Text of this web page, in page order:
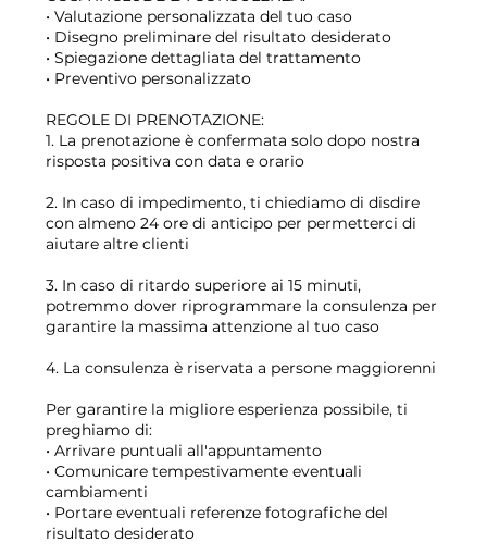
• Valutazione personalizzata del tuo caso
• Disegno preliminare del risultato desiderato
• Spiegazione dettagliata del trattamento
• Preventivo personalizzato
REGOLE DI PRENOTAZIONE:
1. La prenotazione è confermata solo dopo nostra
risposta positiva con data e orario
2. In caso di impedimento, ti chiediamo di disdire
con almeno 24 ore di anticipo per permetterci di
aiutare altre clienti
3. In caso di ritardo superiore ai 15 minuti,
potremmo dover riprogrammare la consulenza per
garantire la massima attenzione al tuo caso
4. La consulenza è riservata a persone maggiorenni
Per garantire la migliore esperienza possibile, ti
preghiamo di:
• Arrivare puntuali all'appuntamento
• Comunicare tempestivamente eventuali
cambiamenti
• Portare eventuali referenze fotografiche del
risultato desiderato